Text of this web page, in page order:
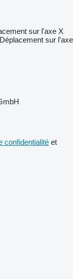
sur l'axe X
Déplacement sur l'axe
confidentialité et